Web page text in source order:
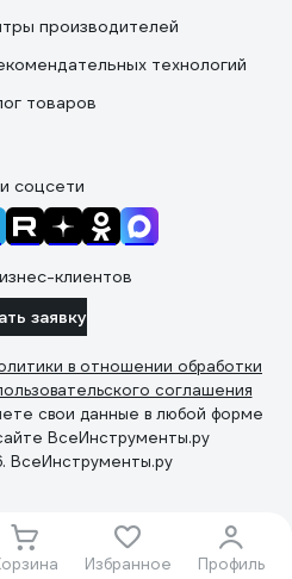
Избранное Профиль
производителей
технологий
товаров
соцсети
клиентов
заявку
в отношении обработки
соглашения
свои данные в любой форме
ВсеИнструменты.ру